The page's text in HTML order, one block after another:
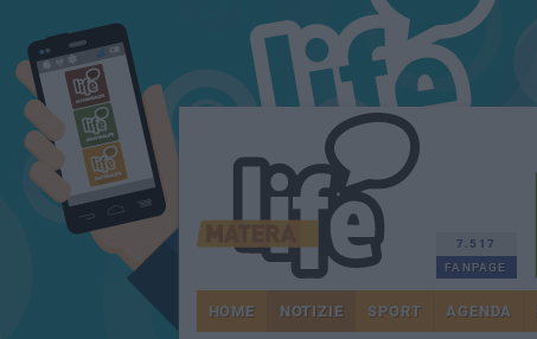
7.517
FANPAGE
HOME NOTIZIE SPORT AGENDA